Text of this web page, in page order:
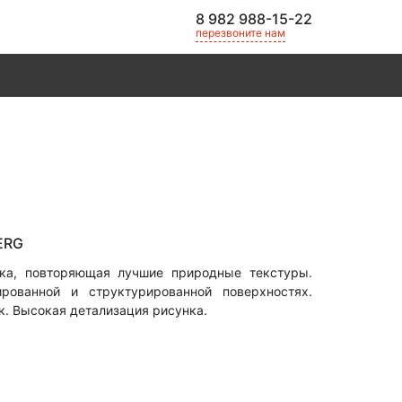
8 982 988-15-22
перезвоните нам
повторяющая лучшие природные текстуры.
и структурированной поверхностях.
Высокая детализация рисунка.